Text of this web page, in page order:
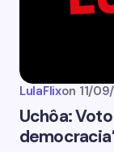
LulaFlixon 11/
Uchôa: